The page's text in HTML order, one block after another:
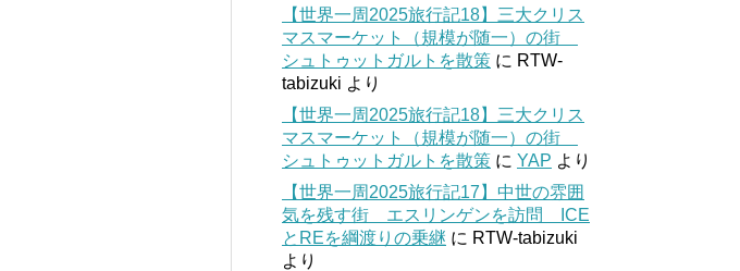
【世界一周2025旅行記18】三大クリス
マスマーケット（規模が随一）の街
シュトゥットガルトを散策 に RTW-
tabizuki より
【世界一周2025旅行記18】三大クリス
マスマーケット（規模が随一）の街
シュトゥットガルトを散策 に YAP より
【世界一周2025旅行記17】中世の雰囲
気を残す街 エスリンゲンを訪問 ICE
とREを綱渡りの乗継 に RTW-tabizuki
より